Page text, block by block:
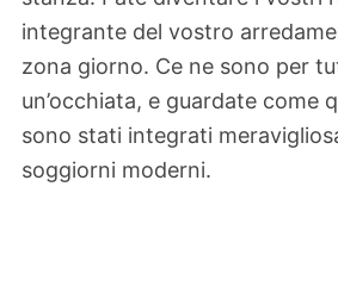
integrante del vostro
zona giorno. Ce ne sono per
un’occhiata, e guardate come
sono stati integrati
soggiorni moderni.